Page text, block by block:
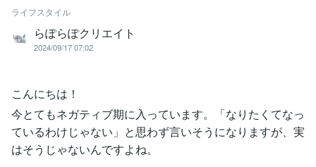
ライフスタイル
らぽらぽクリエイト
2024/09/17 07:02
こんにちは！
今とてもネガティブ期に入っています。「なりたくてなっ
ているわけじゃない」と思わず言いそうになりますが、実
はそうじゃないんですよね。